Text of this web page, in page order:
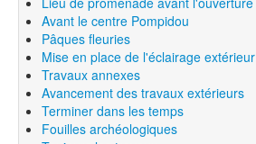
Avant le centre Pompidou
Pâques fleuries
Mise en place de l'éclairage extérieur
Travaux annexes
Avancement des travaux extérieurs
Terminer dans les temps
Fouilles archéologiques